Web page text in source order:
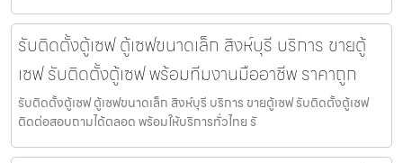
รับติดตั้งตู้เซฟ ตู้เซฟขนาดเล็ก สิงห์บุรี บริการ ขายตู้
เซฟ รับติดตั้งตู้เซฟ พร้อมทีมงานมืออาชีพ ราคาถูก
รับติดตั้งตู้เซฟ ตู้เซฟขนาดเล็ก สิงห์บุรี บริการ ขายตู้เซฟ รับติดตั้งตู้เซฟ
ติดต่อสอบถามได้ตลอด พร้อมให้บริการทั่วไทย รั